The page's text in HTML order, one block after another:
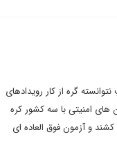
گره از کار رویدادهای
های امنیتی با سه کشور کره
و آزمون فوق العاده ای